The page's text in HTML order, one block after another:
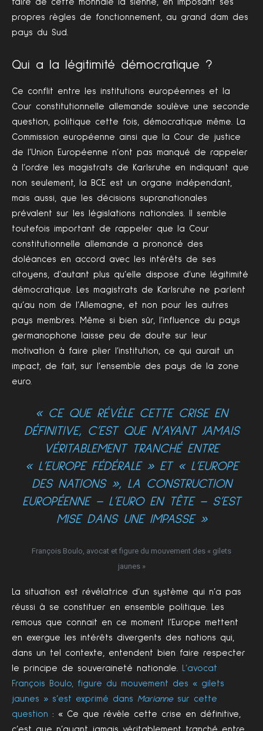
faire de cette monnaie la sienne, en imposant ses
propres règles de fonctionnement, au grand dam des
pays du Sud.
Qui a la légitimité démocratique ?
Ce conflit entre les institutions européennes et la
Cour constitutionnelle allemande soulève une seconde
question, politique cette fois, démocratique même. La
Commission européenne ainsi que la Cour de justice
de l’Union Européenne n’ont pas manqué de rappeler
à l’ordre les magistrats de Karlsruhe en indiquant que
non seulement, la BCE est un organe indépendant,
mais aussi, que les décisions supranationales
prévalent sur les législations nationales. Il semble
toutefois important de rappeler que la Cour
constitutionnelle allemande a prononcé des
doléances en accord avec les intérêts de ses
citoyens, d’autant plus qu’elle dispose d’une légitimité
démocratique. Les magistrats de Karlsruhe ne parlent
qu’au nom de l’Allemagne, et non pour les autres
pays membres. Même si bien sûr, l’influence du pays
germanophone laisse peu de doute sur leur
motivation à faire plier l’institution, ce qui aurait un
impact, de fait, sur l’ensemble des pays de la zone
euro.
« CE QUE RÉVÈLE CETTE CRISE EN
DÉFINITIVE, C’EST QUE N’AYANT JAMAIS
VÉRITABLEMENT TRANCHÉ ENTRE
« L’EUROPE FÉDÉRALE » ET « L’EUROPE
DES NATIONS », LA CONSTRUCTION
EUROPÉENNE – L’EURO EN TÊTE – S’EST
MISE DANS UNE IMPASSE »
François Boulo, avocat et figure du mouvement des « gilets
jaunes »
La situation est révélatrice d’un système qui n’a pas
réussi à se constituer en ensemble politique. Les
remous que connait en ce moment l’Europe mettent
en exergue les intérêts divergents des nations qui,
dans un tel contexte, entendent bien faire respecter
le principe de souveraineté nationale. L’avocat
François Boulo, figure du mouvement des « gilets
jaunes » s’est exprimé dans Mariannesur cette
question : « Ce que révèle cette crise en définitive,